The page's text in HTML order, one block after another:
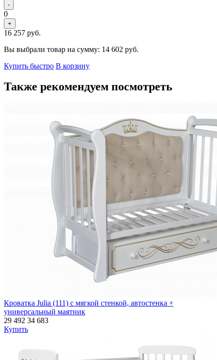
-
0
+
16 257 руб.
Вы выбрали товар на сумму: 14 602 руб.
Купить быстро В корзину
Также рекомендуем посмотреть
Кроватка Julia (111) с мягкой стенкой, автостенка +
универсальный маятник
29 492 34 683
Купить